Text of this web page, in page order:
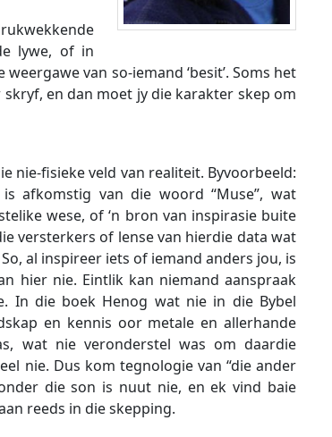
lywe, of in
van so-iemand ‘besit’. Soms het
skryf, en dan moet jy die karakter skep om
nie-fisieke veld van realiteit. Byvoorbeeld:
afkomstig van die woord “Muse”, wat
wese, of ‘n bron van inspirasie buite
versterkers of lense van hierdie data wat
al inspireer iets of iemand anders jou, is
hier nie. Eintlik kan niemand aanspraak
In die boek Henog wat nie in die Bybel
en kennis oor metale en allerhande
wat nie veronderstel was om daardie
nie. Dus kom tegnologie van “die ander
die son is nuut nie, en ek vind baie
reeds in die skepping.